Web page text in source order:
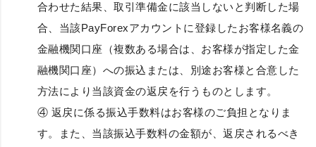
合わせた結果、取引準備金に該当しないと判断した場
合、当該PayForexアカウントに登録したお客様名義の
金融機関口座（複数ある場合は、お客様が指定した金
融機関口座）への振込または、別途お客様と合意した
方法により当該資金の返戻を行うものとします。
④ 返戻に係る振込手数料はお客様のご負担となりま
す。また、当該振込手数料の金額が、返戻されるべき